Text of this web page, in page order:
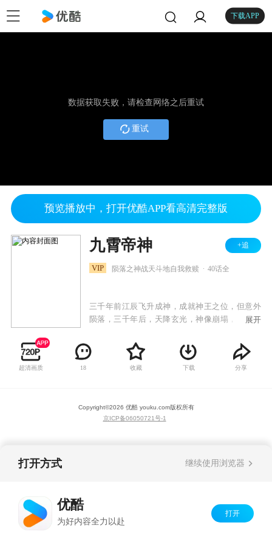
下载APP
数据获取失败，请检查网络之后重试
重试
预览播放中，打开优酷APP看高清完整版
九霄帝神 +追
VIP 陨落之神战天斗地自我救赎 40话全
三千年前江辰飞升成神，成就神王之位，但意外
陨落，三千年后，天降玄光，神像崩塌，江辰魂
携众弟子从废墟中奋起，不畏强权，战天斗地，
开始自我救赎，发出霸气的最强音：待我回归九
霄，必以神血开苍天！
展开
超清画质 18 收藏 下载 分享
Copyright©2026 优酷 youku.com版权所有
京ICP备06050721号-1
打开方式 继续使用浏览器
优酷
为好内容全力以赴
打开